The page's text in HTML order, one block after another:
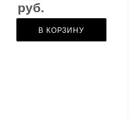
руб.
В КОРЗИНУ